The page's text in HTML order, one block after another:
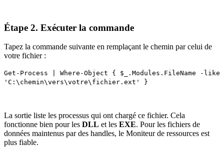
Étape 2. Exécuter la commande
Tapez la commande suivante en remplaçant le chemin par celui de
votre fichier :
Get-Process | Where-Object { $_.Modules.FileName -like
'C:\chemin\vers\votre\fichier.ext' }
La sortie liste les processus qui ont chargé ce fichier. Cela
fonctionne bien pour les DLL et les EXE. Pour les fichiers de
données maintenus par des handles, le Moniteur de ressources est
plus fiable.